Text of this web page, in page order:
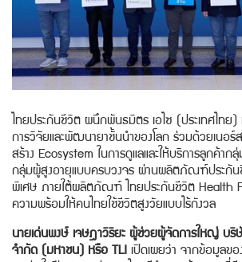
ไทยประกันชีวิต ผนึกพันธมิตร เอไซ (ประเทศไทย)
การวิจัยและพัฒนายาชั้นนำของโลก ร่วมด้วยเนอร์
สร้าง Ecosystem ในการดูแลและให้บริการลูกค้า
กลุ่มผู้สูงอายุแบบครบวงจร ผ่านผลิตภัณฑ์ประกัน
พิเศษ ภายใต้ผลิตภัณฑ์ ไทยประกันชีวิต Health
ความพร้อมให้คนไทยใช้ชีวิตสูงวัยแบบไร้กังวล
นายเด่นพงษ์ เจษฎาวิริยะ ผู้ช่วยผู้จัดการใหญ่ บริ
จำกัด (มหาชน) หรือ TLI เปิดเผยว่า จากข้อมูลข